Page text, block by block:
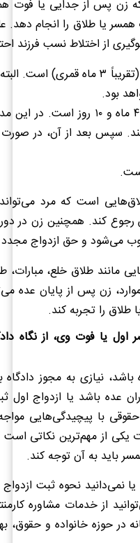
زن پس از جدایی یا فوت
همسر یا طلاق را انجام
از اختلاط نسب فرزند
: مدت آن ۳ طُهر (تقریباً ۳ ماه قمری)
بود.
عده بعد از فوت شوهر: مدت آن ۴ ماه و
سپس بعد از آن، در صورت
است که مرد
کند. همچنین زن در
می‌شود و حق ازدواج مجدد
مانند طلاق خلع، مبارات،
زن پس از پایان عده
را تجربه کند.
اول یا فوت وی، از نگاه
نیازی به مجوز دادگاه
عده باشد یا ازدواج اول
با پیچیدگی‌هایی مواجه
یکی از مهم‌ترین نکاتی
باید به آن توجه کند.
یا نمی‌دانید نحوه ثبت
از خدمات مشاوره
در حوزه خانواده و حقوق،